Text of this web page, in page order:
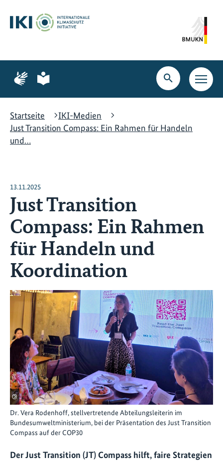
Hauptinhalt
springen
Suche
springen
Hauptnavigation
springen
Zur
Seite
Gebärdensprache
Zur
Seite
leichte
Suche
öffnen
Startseite
IKI-Medien
Just Transition Compass: Ein Rahmen für Handeln
und…
13.11.2025
Just Transition
Compass: Ein Rahmen
für Handeln und
Koordination
©
Dr. Vera Rodenhoff, stellvertretende Abteilungsleiterin im
Bundesumweltministerium, bei der Präsentation des Just Transition
Compass auf der COP30
Der Just Transition (JT) Compass hilft, faire Strategien